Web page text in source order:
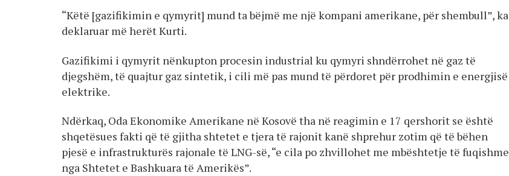
“Këtë [gazifikimin e qymyrit] mund ta bëjmë me një kompani amerikane, për shembull”, ka
deklaruar më herët Kurti.
Gazifikimi i qymyrit nënkupton procesin industrial ku qymyri shndërrohet në gaz të
djegshëm, të quajtur gaz sintetik, i cili më pas mund të përdoret për prodhimin e energjisë
elektrike.
Ndërkaq, Oda Ekonomike Amerikane në Kosovë tha në reagimin e 17 qershorit se është
shqetësues fakti që të gjitha shtetet e tjera të rajonit kanë shprehur zotim që të bëhen
pjesë e infrastrukturës rajonale të LNG-së, “e cila po zhvillohet me mbështetje të fuqishme
nga Shtetet e Bashkuara të Amerikës”.